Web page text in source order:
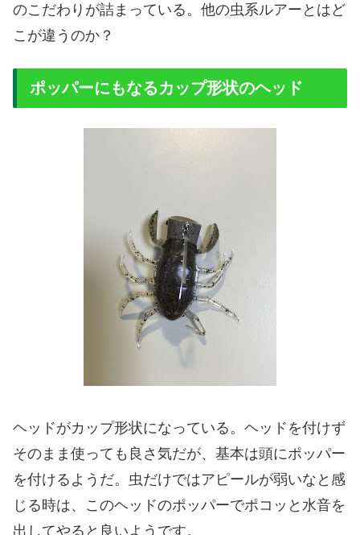
のこだわりが詰まっている。他の虫系ルアーとはど
こが違うのか？
ポッパーにもなるカップ形状のヘッド
ヘッドがカップ形状になっている。ヘッドを付けず
そのまま使っても良さ気だが、基本は頭にポッパー
を付けるようだ。虫だけではアピールが弱いなと感
じる時は、このヘッドのポッパーでポコッと水音を
出してやると良いようです。